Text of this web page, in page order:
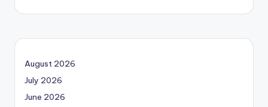
August 2026
July 2026
June 2026